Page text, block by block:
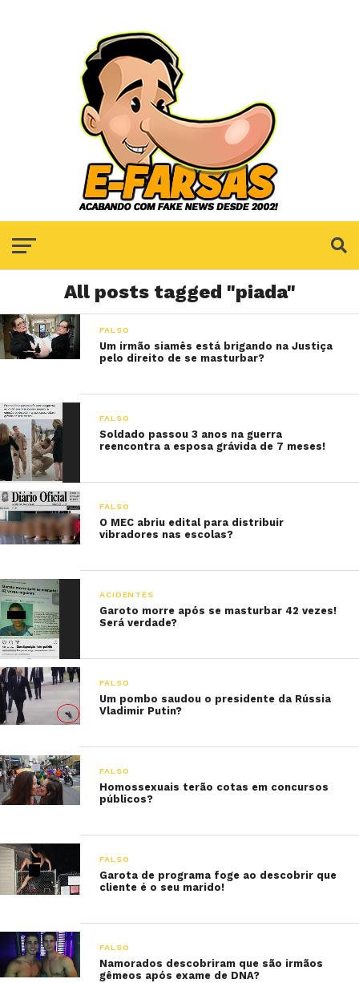
All posts tagged "piada"
FALSO
Um irmão siamês está brigando na Justiça
pelo direito de se masturbar?
FALSO
Soldado passou 3 anos na guerra
reencontra a esposa grávida de 7 meses!
FALSO
O MEC abriu edital para distribuir
vibradores nas escolas?
ACIDENTES
Garoto morre após se masturbar 42 vezes!
Será verdade?
FALSO
Um pombo saudou o presidente da Rússia
Vladimir Putin?
FALSO
Homossexuais terão cotas em concursos
públicos?
FALSO
Garota de programa foge ao descobrir que
cliente é o seu marido!
FALSO
Namorados descobriram que são irmãos
gêmeos após exame de DNA?